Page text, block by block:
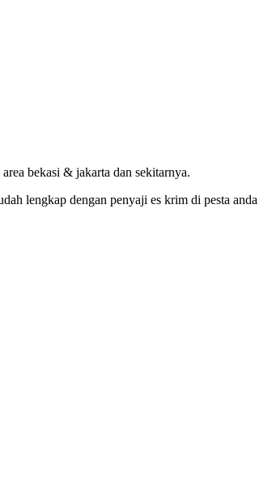
bekasi & jakarta dan sekitarnya.
lengkap dengan penyaji es krim di pesta anda